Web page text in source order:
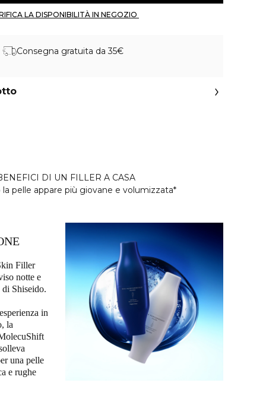
Consegna gratuita da 35€
DI UN FILLER A CASA
pelle appare più giovane e volumizzata*
Filler
notte e
Shiseido.
in
la
una pelle
e rughe